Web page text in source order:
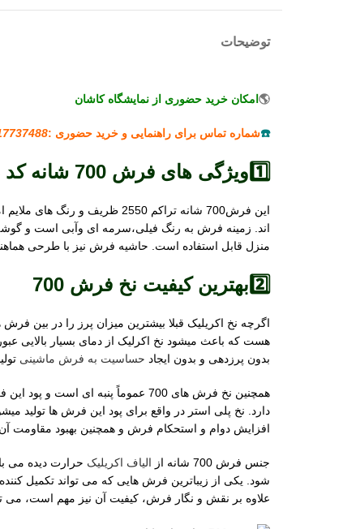
توضیحات
🌎 امکان خرید حضوری از نمایشگاه کاشان
☎️شماره تماس برای راهنمایی و خرید حضوری :
1️⃣ویژگی های فرش 700 شانه کد 8088
این فرش700 شانه تراکم
منزل قابل استفاده است. حاشیه فرش نیز با طرحی
2️⃣بهترین کیفیت نخ فرش 700
اگرچه نخ اکریلیک قبلا بیشترین میزان پرز را در
بدون پرزدهی و بدون ایجاد حساسیت به فرش ماشینی
دارد. نخ پلی استر در واقع برای پود این فرش ها
افزایش دوام و استحکام فرش و همچنین بهبود مقاومت
جنس فرش 700 شانه از الیاف اکریلیک حرارت دیده می
شود. یکی از زیباترین فرش هایی که می تواند تکمیل
علاوه بر نقش و نگار فرش، کیفیت آن نیز مهم است، می